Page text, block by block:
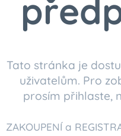
Tato stránka je
uživatelům. Pro
prosím přihlaste,
ZAKOUPENÍ a